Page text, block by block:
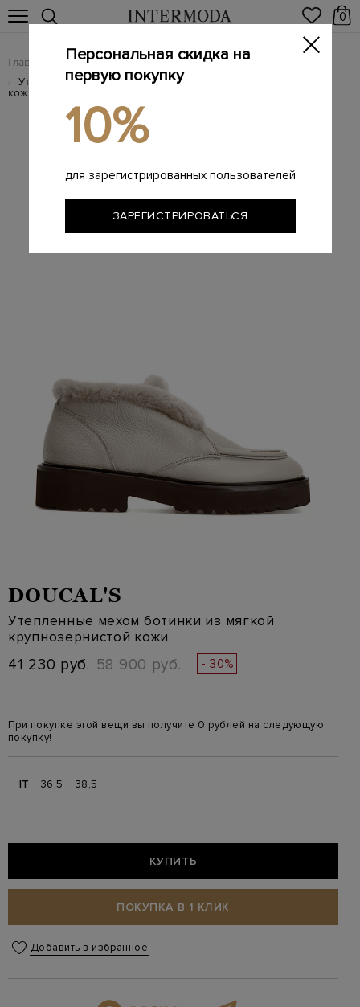
0
Главная Женщинам / SALE
/ Утепленные мехом ботинки из мягкой крупнозернистой
кожи
DOUCAL'S
Утепленные мехом ботинки из мягкой
крупнозернистой кожи
41 230 руб. 58 900 руб. - 30%
При покупке этой вещи вы получите 0 рублей на следующую
покупку!
IT 36,5 38,5
КУПИТЬ
ПОКУПКА В 1 КЛИК
Добавить в избранное
Персональная скидка на
первую покупку
10%
для зарегистрированных пользователей
ЗАРЕГИСТРИРОВАТЬСЯ